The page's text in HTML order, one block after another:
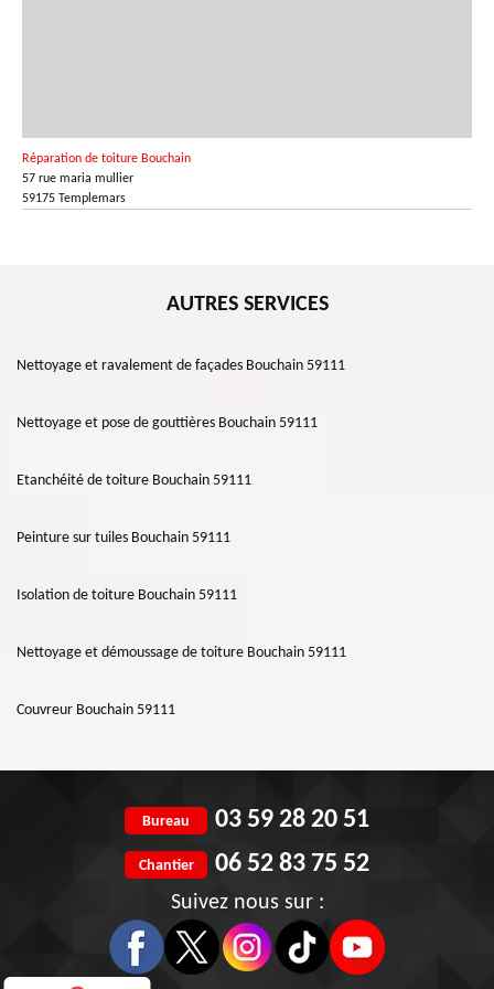
Réparation de toiture Bouchain
57 rue maria mullier
59175 Templemars
AUTRES SERVICES
Nettoyage et ravalement de façades Bouchain 59111
Nettoyage et pose de gouttières Bouchain 59111
Etanchéité de toiture Bouchain 59111
Peinture sur tuiles Bouchain 59111
Isolation de toiture Bouchain 59111
Nettoyage et démoussage de toiture Bouchain 59111
Couvreur Bouchain 59111
Bureau 03 59 28 20 51
Chantier 06 52 83 75 52
Suivez nous sur :